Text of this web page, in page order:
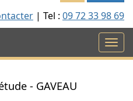
| Tel : 09 72 33 98 69
- GAVEAU